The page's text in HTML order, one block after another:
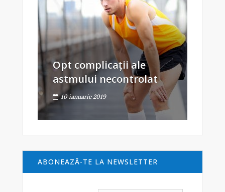
Opt complicații ale
astmului necontrolat
10 ianuarie 2019
ABONEAZĂ-TE LA NEWSLETTER